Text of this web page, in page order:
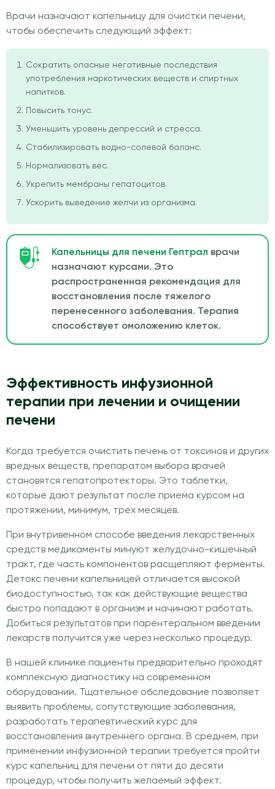
Врачи назначают капельницу для очистки печени,
чтобы обеспечить следующий эффект:
Сократить опасные негативные последствия
употребления наркотических веществ и спиртных
напитков.
Повысить тонус.
Уменьшить уровень депрессий и стресса.
Стабилизировать водно-солевой баланс.
Нормализовать вес.
Укрепить мембраны гепатоцитов.
Ускорить выведение желчи из организма.
Капельницы для печени Гептрал врачи
назначают курсами. Это
распространенная рекомендация для
восстановления после тяжелого
перенесенного заболевания. Терапия
способствует омоложению клеток.
Эффективность инфузионной
терапии при лечении и очищении
печени
Когда требуется очистить печень от токсинов и других
вредных веществ, препаратом выбора врачей
становятся гепатопротекторы. Это таблетки,
которые дают результат после приема курсом на
протяжении, минимум, трех месяцев.
При внутривенном способе введения лекарственных
средств медикаменты минуют желудочно-кишечный
тракт, где часть компонентов расщепляют ферменты.
Детокс печени капельницей отличается высокой
биодоступностью, так как действующие вещества
быстро попадают в организм и начинают работать.
Добиться результатов при парентеральном введении
лекарств получится уже через несколько процедур.
В нашей клинике пациенты предварительно проходят
комплексную диагностику на современном
оборудовании. Тщательное обследование позволяет
выявить проблемы, сопутствующие заболевания,
разработать терапевтический курс для
восстановления внутреннего органа. В среднем, при
применении инфузионной терапии требуется пройти
курс капельниц для печени от пяти до десяти
процедур, чтобы получить желаемый эффект.